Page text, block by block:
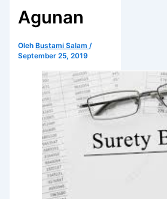
Agunan
Oleh Bustami Salam/
September 25, 2019